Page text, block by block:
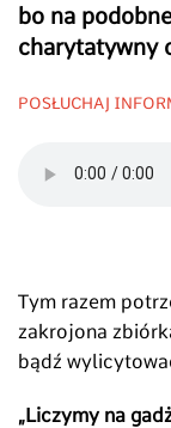
bo na
charytatywny
POSŁUCHAJ
Tym razem
zakrojona
bądź
„Liczymy na